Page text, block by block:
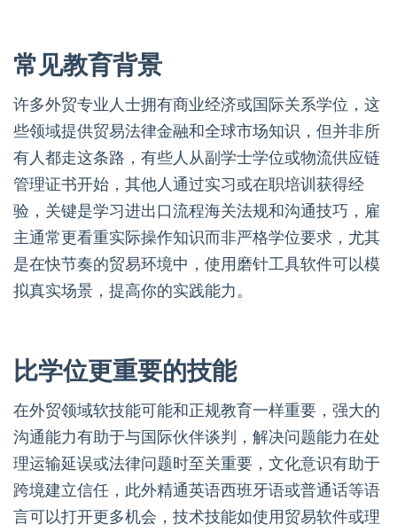
常见教育背景
许多外贸专业人士拥有商业经济或国际关系学位，这
些领域提供贸易法律金融和全球市场知识，但并非所
有人都走这条路，有些人从副学士学位或物流供应链
管理证书开始，其他人通过实习或在职培训获得经
验，关键是学习进出口流程海关法规和沟通技巧，雇
主通常更看重实际操作知识而非严格学位要求，尤其
是在快节奏的贸易环境中，使用磨针工具软件可以模
拟真实场景，提高你的实践能力。
比学位更重要的技能
在外贸领域软技能可能和正规教育一样重要，强大的
沟通能力有助于与国际伙伴谈判，解决问题能力在处
理运输延误或法律问题时至关重要，文化意识有助于
跨境建立信任，此外精通英语西班牙语或普通话等语
言可以打开更多机会，技术技能如使用贸易软件或理